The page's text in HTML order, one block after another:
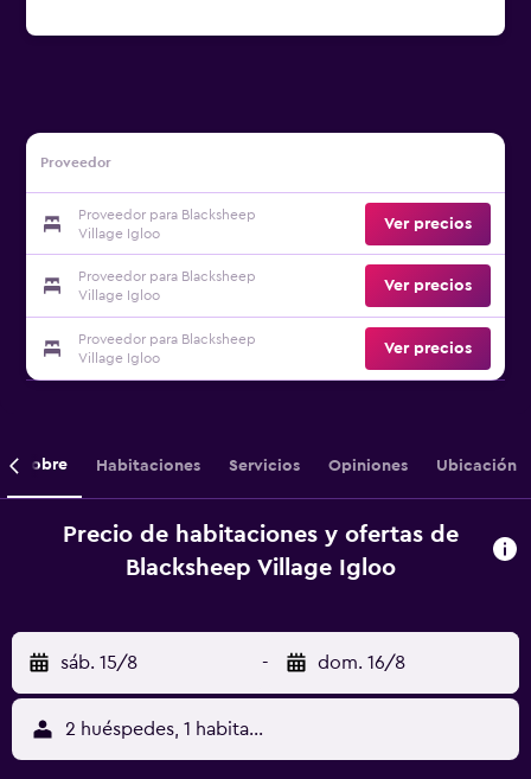
Proveedor
Proveedor para Blacksheep
Village Igloo
Ver precios
Proveedor para Blacksheep
Village Igloo
Ver precios
Proveedor para Blacksheep
Village Igloo
Ver precios
Sobre Habitaciones Servicios Opiniones Ubicación
Precio de habitaciones y ofertas de
Blacksheep Village Igloo
sáb. 15/8 - dom. 16/8
2 huéspedes, 1 habitación